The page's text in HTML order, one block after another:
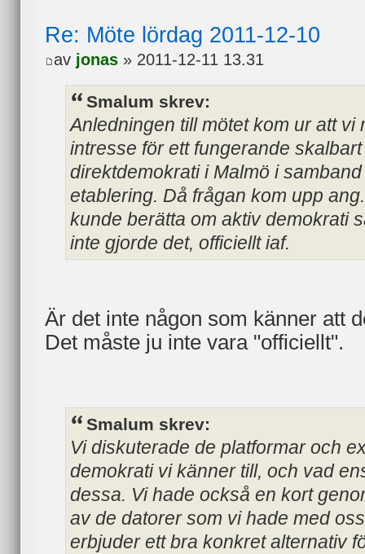
Re: Möte lördag 2011-12-10
av jonas » 2011-12-11 13.31
Smalum skrev:
Anledningen till mötet kom ur att vi
intresse för ett fungerande
direktdemokrati i Malmö i
etablering. Då frågan kom upp
kunde berätta om aktiv demokrati
inte gjorde det, officiellt iaf.
Är det inte någon som känner att
Det måste ju inte vara "officiellt".
Smalum skrev:
Vi diskuterade de platformar och
demokrati vi känner till, och vad
dessa. Vi hade också en kort
av de datorer som vi hade med
erbjuder ett bra konkret alternativ